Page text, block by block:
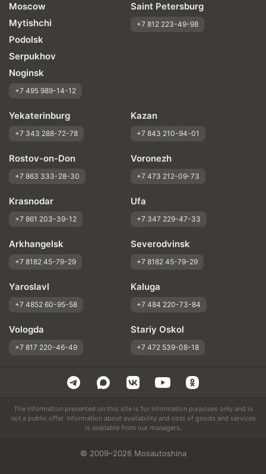
Moscow
Mytishchi
Podolsk
Serpukhov
Noginsk
+7 495 989-14-12
Saint Petersburg
+7 812 223-49-98
Yekaterinburg
+7 343 288-72-78
Kazan
+7 843 210-94-01
Rostov-on-Don
+7 863 333-28-30
Voronezh
+7 473 212-09-73
Krasnodar
+7 861 203-39-12
Ufa
+7 347 229-47-33
Arkhangelsk
+7 8182 45-79-29
Severodvinsk
+7 8182 45-79-29
Yaroslavl
+7 4852 60-95-58
Kaluga
+7 484 220-73-84
Vologda
+7 817 220-46-49
Stariy Oskol
+7 472 539-08-18
The information presented on this site is for information purposes only and is
not a public offer. Information about availability and cost of goods and services
is available from our managers.
© 2009–2026 Mosautoshina